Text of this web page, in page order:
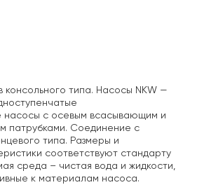
консольного типа. Насосы NKW —
с осевым всасывающим и
патрубками. Соединение с
типа. Размеры и
соответствуют стандарту
среда – чистая вода и жидкости,
к материалам насоса.